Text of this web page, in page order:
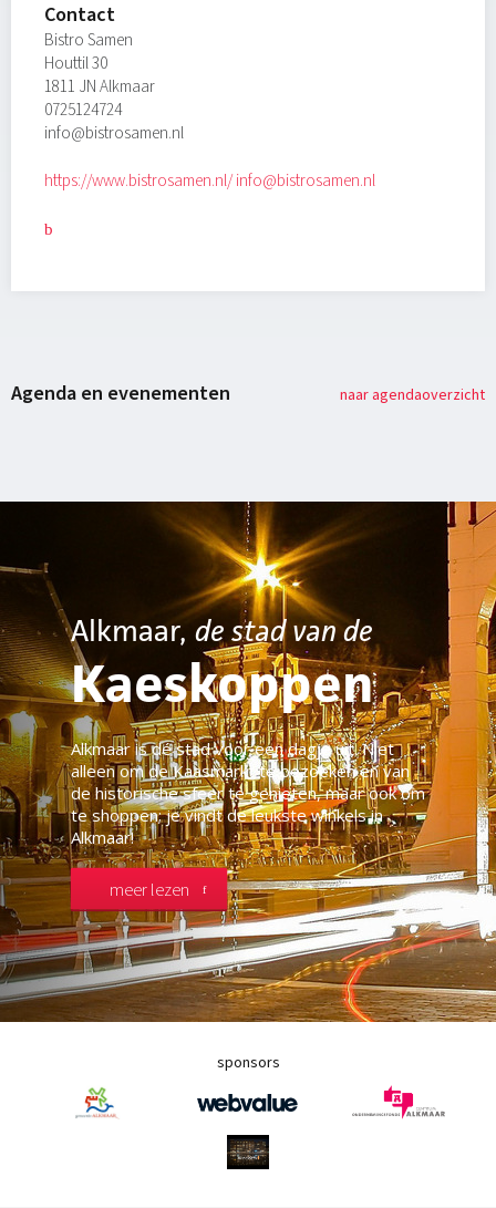
Contact
Bistro Samen
Houttil 30
1811 JN Alkmaar
0725124724
info@bistrosamen.nl
https://www.bistrosamen.nl/info@bistrosamen.nl
Agenda en evenementen naar agendaoverzicht
Alkmaar, de stad van de
Kaeskoppen
Alkmaar is dé stad voor een dagje uit. Niet
alleen om de Kaasmarkt te bezoeken en van
de historische sfeer te genieten, maar ook om
te shoppen; je vindt de leukste winkels in
Alkmaar!
meer lezen
sponsors